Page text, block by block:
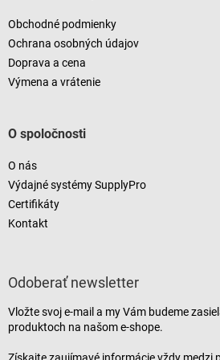
Obchodné podmienky
Ochrana osobných údajov
Doprava a cena
Výmena a vrátenie
O spoločnosti
O nás
Výdajné systémy SupplyPro
Certifikáty
Kontakt
Odoberať newsletter
Vložte svoj e-mail a my Vám budeme
produktoch na našom e-shope.